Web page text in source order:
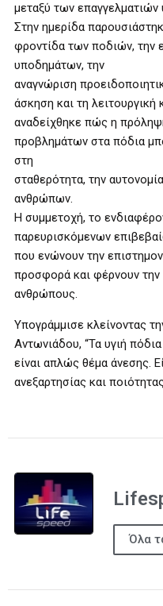
μεταξύ των επαγγελματιών
Στην ημερίδα
φροντίδα των ποδιών, την
υποδημάτων, την
αναγνώριση
άσκηση και τη λειτουργική
αναδείχθηκε πώς η
προβλημάτων στα πόδια
στη
σταθερότητα, την
ανθρώπων.
Η συμμετοχή, το
παρευρισκόμενων
που ενώνουν την
προσφορά και φέρνουν
ανθρώπους.
Υπογράμμισε κλείνοντας
Αντωνιάδου, “Τα υγιή
είναι απλώς θέμα άνεσης.
ανεξαρτησίας και
Όλα